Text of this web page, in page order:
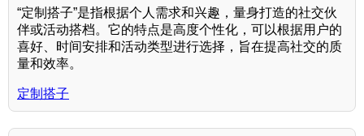
“定制搭子”是指根据个人需求和兴趣，量身打造的社交伙
伴或活动搭档。它的特点是高度个性化，可以根据用户的
喜好、时间安排和活动类型进行选择，旨在提高社交的质
量和效率。
定制搭子